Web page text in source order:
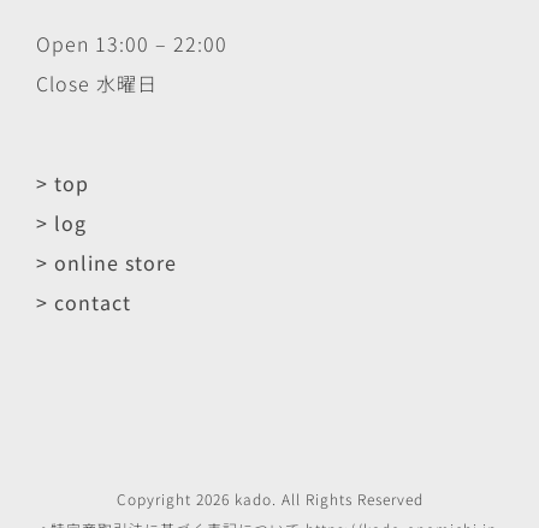
Open 13:00 – 22:00
Close 水曜日
> top
> log
> online store
> contact
Copyright 2026 kado . All Rights Reserved